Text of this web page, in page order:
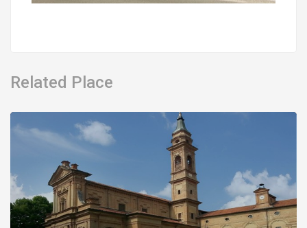
Related Place